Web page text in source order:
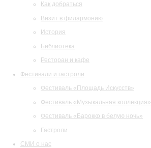
Как добраться
Визит в филармонию
История
Библиотека
Ресторан и кафе
Фестивали и гастроли
Фестиваль «Площадь Искусств»
Фестиваль «Музыкальная коллекция»
Фестиваль «Барокко в белую ночь»
Гастроли
СМИ о нас